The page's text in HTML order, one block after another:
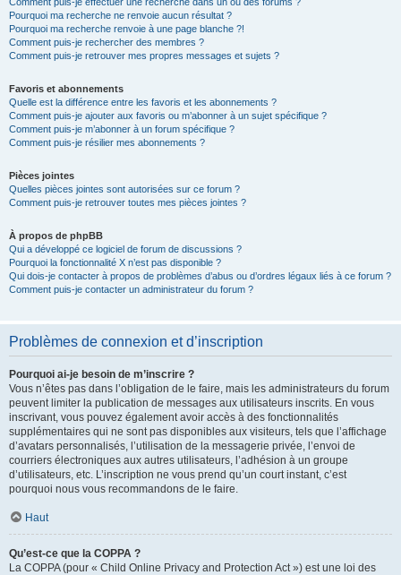
Pourquoi ma recherche ne renvoie aucun résultat ?
Pourquoi ma recherche renvoie à une page blanche ?!
Comment puis-je rechercher des membres ?
Comment puis-je retrouver mes propres messages et sujets ?
Favoris et abonnements
Quelle est la différence entre les favoris et les abonnements ?
Comment puis-je ajouter aux favoris ou m’abonner à un sujet spécifique ?
Comment puis-je m’abonner à un forum spécifique ?
Comment puis-je résilier mes abonnements ?
Pièces jointes
Quelles pièces jointes sont autorisées sur ce forum ?
Comment puis-je retrouver toutes mes pièces jointes ?
À propos de phpBB
Qui a développé ce logiciel de forum de discussions ?
Pourquoi la fonctionnalité X n’est pas disponible ?
Qui dois-je contacter à propos de problèmes d’abus ou d’ordres légaux liés à ce forum ?
Comment puis-je contacter un administrateur du forum ?
Problèmes de connexion et d’inscription
Pourquoi ai-je besoin de m’inscrire ?
Vous n’êtes pas dans l’obligation de le faire, mais les administrateurs du forum
peuvent limiter la publication de messages aux utilisateurs inscrits. En vous
inscrivant, vous pouvez également avoir accès à des fonctionnalités
supplémentaires qui ne sont pas disponibles aux visiteurs, tels que l’affichage
d’avatars personnalisés, l’utilisation de la messagerie privée, l’envoi de
courriers électroniques aux autres utilisateurs, l’adhésion à un groupe
d’utilisateurs, etc. L’inscription ne vous prend qu’un court instant, c’est
pourquoi nous vous recommandons de le faire.
Haut
Qu’est-ce que la COPPA ?
La COPPA (pour « Child Online Privacy and Protection Act ») est une loi des